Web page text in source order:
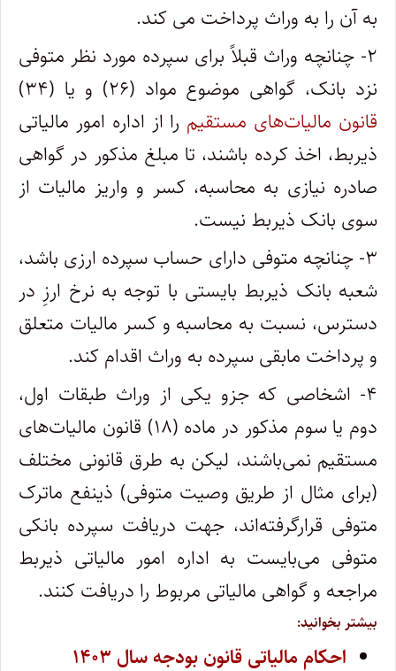
به آن را به وراث پرداخت می‌ کند.
۲- چنانچه وراث قبلاً برای سپرده مورد نظر متوفی
نزد بانک، گواهی موضوع مواد (۲۶) و یا (۳۴)
قانون مالیات‌های مستقیم را از اداره امور مالیاتی
ذیربط، اخذ کرده باشند، تا مبلغ مذکور در گواهی‌
صادره نیازی به محاسبه، کسر و واریز مالیات از
سوی بانک ذیربط نیست.
۳- چنانچه متوفی دارای حساب سپرده ارزی باشد،
شعبه بانک ذیربط بایستی با توجه به نرخ ارزِ در
دسترس، نسبت به محاسبه و کسر مالیات متعلق
و پرداخت مابقی سپرده به وراث اقدام کند.
۴- اشخاصی که جزو یکی از وراث طبقات اول،
دوم یا سوم مذکور در ماده (۱۸) قانون مالیات‌های
مستقیم نمی‌باشند، لیکن به طرق قانونی مختلف
(برای مثال از طریق وصیت متوفی) ذینفع ماترک
متوفی قرارگرفته‌اند، جهت دریافت سپرده بانکی
متوفی می‌بایست به اداره امور مالیاتی ذیربط
مراجعه و گواهی مالیاتی مربوط را دریافت کنند.
بیشتر بخوانید:
احکام مالیاتی قانون بودجه سال ۱۴۰۳